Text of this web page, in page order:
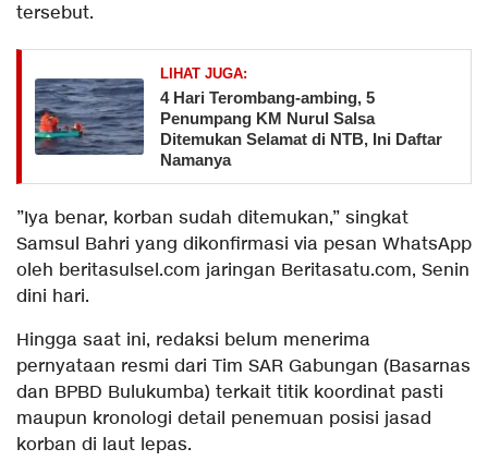
tersebut.
LIHAT JUGA:
​4 Hari Terombang-ambing, 5
Penumpang KM Nurul Salsa
Ditemukan Selamat di NTB, Ini Daftar
Namanya
​”Iya benar, korban sudah ditemukan,” singkat
Samsul Bahri yang dikonfirmasi via pesan WhatsApp
oleh beritasulsel.com jaringan Beritasatu.com, Senin
dini hari.
​Hingga saat ini, redaksi belum menerima
pernyataan resmi dari Tim SAR Gabungan (Basarnas
dan BPBD Bulukumba) terkait titik koordinat pasti
maupun kronologi detail penemuan posisi jasad
korban di laut lepas.